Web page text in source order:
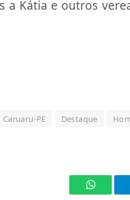
a Kátia e outros
Caruaru-PE Destaque